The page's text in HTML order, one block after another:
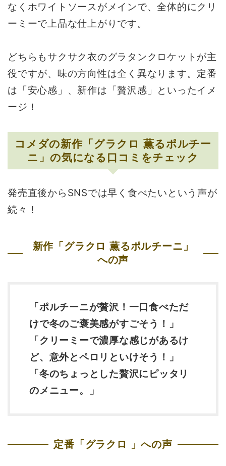
なくホワイトソースがメインで、全体的にクリ
ーミーで上品な仕上がりです。
どちらもサクサク衣のグラタンクロケットが主
役ですが、味の方向性は全く異なります。定番
は「安心感」、新作は「贅沢感」といったイメ
ージ！
コメダの新作「グラクロ 薫るポルチー
ニ」の気になる口コミをチェック
発売直後からSNSでは早く食べたいという声が
続々！
新作「グラクロ 薫るポルチーニ」
への声
「ポルチーニが贅沢！一口食べただ
けで冬のご褒美感がすごそう！」
「クリーミーで濃厚な感じがあるけ
ど、意外とペロリといけそう！」
「冬のちょっとした贅沢にピッタリ
のメニュー。」
定番「グラクロ 」への声